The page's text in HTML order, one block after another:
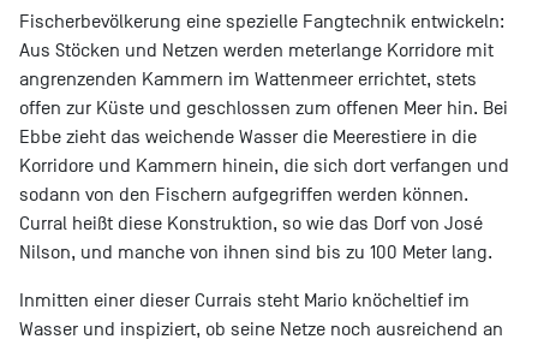
Fischerbevölkerung eine spezielle Fangtechnik entwickeln:
Aus Stöcken und Netzen werden meterlange Korridore mit
angrenzenden Kammern im Wattenmeer errichtet, stets
offen zur Küste und geschlossen zum offenen Meer hin. Bei
Ebbe zieht das weichende Wasser die Meerestiere in die
Korridore und Kammern hinein, die sich dort verfangen und
sodann von den Fischern aufgegriffen werden können.
Curral heißt diese Konstruktion, so wie das Dorf von José
Nilson, und manche von ihnen sind bis zu 100 Meter lang.
Inmitten einer dieser Currais steht Mario knöcheltief im
Wasser und inspiziert, ob seine Netze noch ausreichend an